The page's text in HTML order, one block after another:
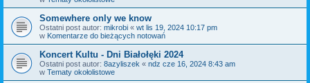
Somewhere only we know
Ostatni post autor: mikrobi « wt lis 19, 2024 10:17 pm
w Komentarze do bieżących notowań
Koncert Kultu - Dni Białołęki 2024
Ostatni post autor: 8azyliszek « ndz cze 16, 2024 8:43 am
w Tematy okołolistowe